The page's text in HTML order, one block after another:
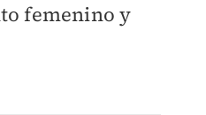
femenino y